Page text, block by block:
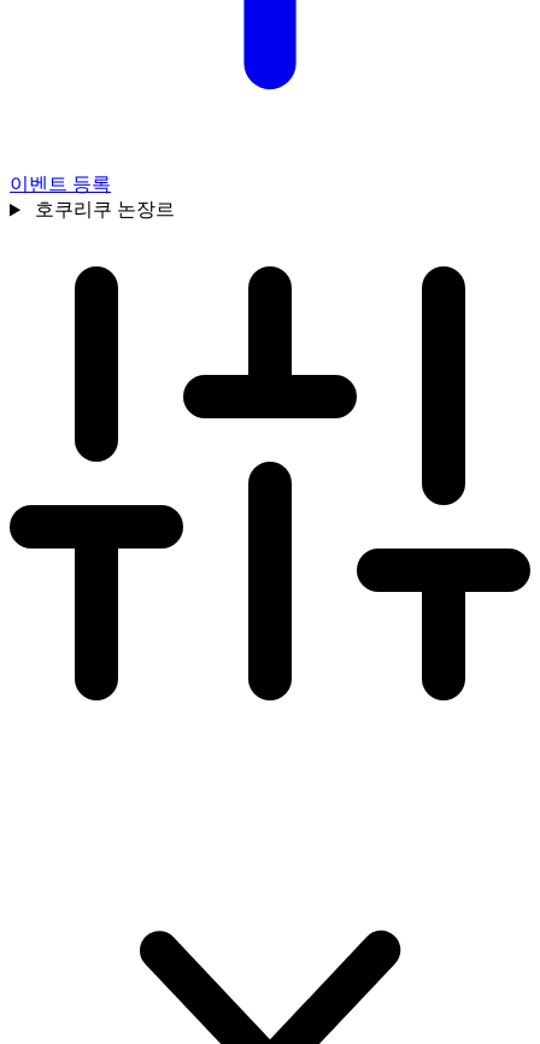
이벤트 등록
호쿠리쿠 논장르